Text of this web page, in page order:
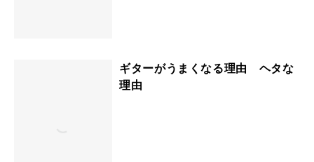
ギターがうまくなる理由 ヘタな
理由